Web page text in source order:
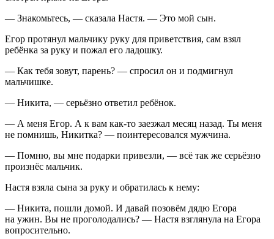
— Знакомьтесь, — сказала Настя. — Это мой сын.
Егор протянул мальчику руку для приветствия, сам взял
ребёнка за руку и пожал его ладошку.
— Как тебя зовут, парень? — спросил он и подмигнул
мальчишке.
— Никита, — серьёзно ответил ребёнок.
— А меня Егор. А к вам как-то заезжал месяц назад. Ты меня
не помнишь, Никитка? — поинтересовался мужчина.
— Помню, вы мне подарки привезли, — всё так же серьёзно
произнёс мальчик.
Настя взяла сына за руку и обратилась к нему:
— Никита, пошли домой. И давай позовём дядю Егора
на ужин. Вы не проголодались? — Настя взглянула на Егора
вопросительно.